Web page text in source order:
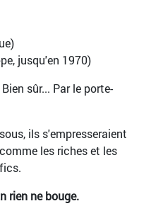
jusqu'en 1970)
sûr... Par le porte-
ils s'empresseraient
les riches et les
rien ne bouge.